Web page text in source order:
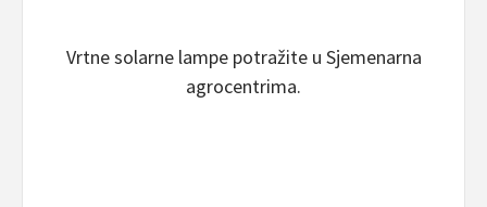
Vrtne solarne lampe potražite u Sjemenarna
agrocentrima.